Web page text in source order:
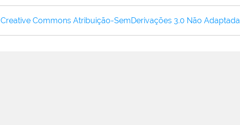
Creative Commons Atribuição-SemDerivações 3.0 Não Adaptada